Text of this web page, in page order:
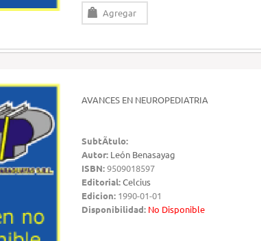
Agregar
AVANCES EN NEUROPEDIATRIA
SubtÃ­tulo:
Autor: León Benasayag
ISBN:9509018597
Editorial:Celcius
Edicion: 1990-01-01
Disponibilidad: No Disponible